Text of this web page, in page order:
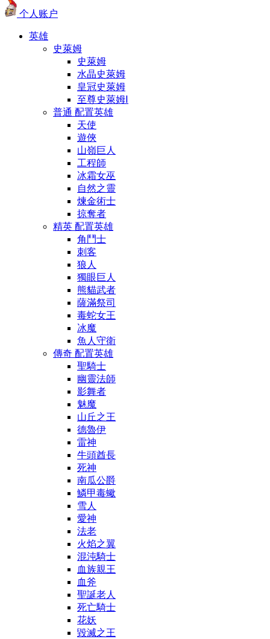
个人账户
英雄
史萊姆
史萊姆
水晶史萊姆
皇冠史萊姆
至尊史萊姆Ⅰ
普通 配置英雄
天使
遊俠
山嶺巨人
工程師
冰霜女巫
自然之靈
煉金術士
掠奪者
精英 配置英雄
角鬥士
刺客
狼人
獨眼巨人
熊貓武者
薩滿祭司
毒蛇女王
冰魔
魚人守衛
傳奇 配置英雄
聖騎士
幽靈法師
影舞者
魅魔
山丘之王
德魯伊
雷神
牛頭酋長
死神
南瓜公爵
鱗甲毒蠍
雪人
愛神
法老
火焰之翼
混沌騎士
血族親王
血斧
聖誕老人
死亡騎士
花妖
毀滅之王